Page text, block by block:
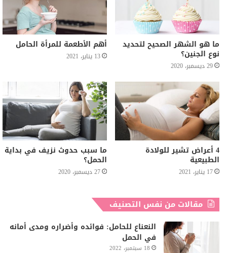
ما هو الشهر الصحيح لتحديد
نوع الجنين؟
29 ديسمبر، 2020
أهم الأطعمة للمرأة الحامل
13 يناير، 2021
4 أعراض تشير للولادة
الطبيعية
17 يناير، 2021
ما سبب حدوث نزيف في بداية
الحمل؟
27 ديسمبر، 2020
مقالات من نفس التصنيف
النعناع للحامل: فوائده وأضراره ومدى أمانه
في الحمل
18 سبتمبر، 2022